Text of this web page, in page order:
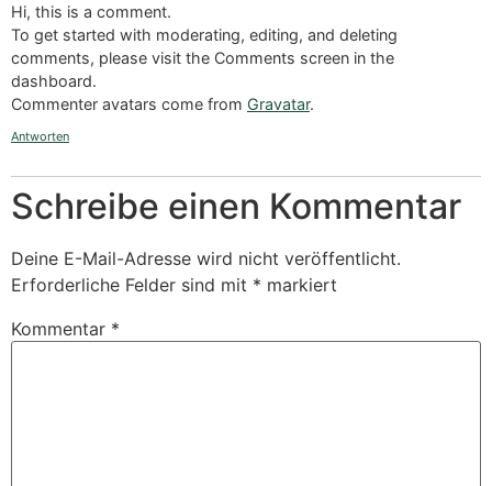
Hi, this is a comment.
To get started with moderating, editing, and deleting
comments, please visit the Comments screen in the
dashboard.
Commenter avatars come from Gravatar.
Antworten
Schreibe einen Kommentar
Deine E-Mail-Adresse wird nicht veröffentlicht.
Erforderliche Felder sind mit * markiert
Kommentar *